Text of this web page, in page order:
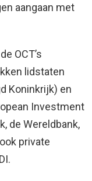
aangaan met
OCT’s
lidstaten
Koninkrijk) en
Investment
de Wereldbank,
private